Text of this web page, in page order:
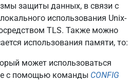
защиты данных, в связи с
использования Unix-
TLS. Также можно
использования памяти, то:
может использоваться
с помощью команды CONFIG